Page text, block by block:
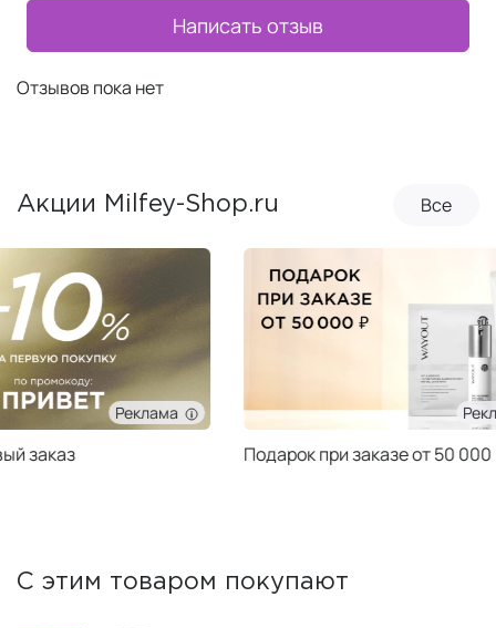
Написать отзыв
Отзывов пока нет
Акции Milfey-Shop.ru Все
Реклама
Подарок при заказе от 50 000 ₽ Подарок при
С этим товаром покупают